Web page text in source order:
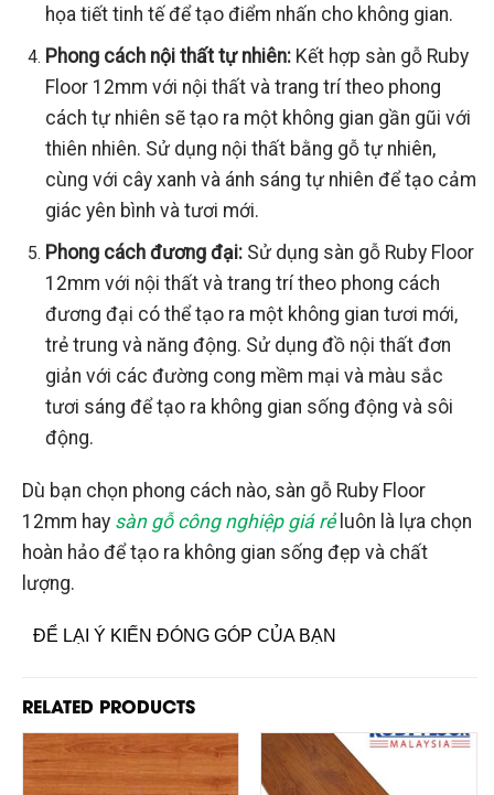
họa tiết tinh tế để tạo điểm nhấn cho không gian.
Phong cách nội thất tự nhiên:Kết hợp sàn gỗ Ruby
Floor 12mm với nội thất và trang trí theo phong
cách tự nhiên sẽ tạo ra một không gian gần gũi với
thiên nhiên. Sử dụng nội thất bằng gỗ tự nhiên,
cùng với cây xanh và ánh sáng tự nhiên để tạo cảm
giác yên bình và tươi mới.
Phong cách đương đại:Sử dụng sàn gỗ Ruby Floor
12mm với nội thất và trang trí theo phong cách
đương đại có thể tạo ra một không gian tươi mới,
trẻ trung và năng động. Sử dụng đồ nội thất đơn
giản với các đường cong mềm mại và màu sắc
tươi sáng để tạo ra không gian sống động và sôi
động.
Dù bạn chọn phong cách nào, sàn gỗ Ruby Floor
12mm hay sàn gỗ công nghiệp giá rẻluôn là lựa chọn
hoàn hảo để tạo ra không gian sống đẹp và chất
lượng.
ĐỂ LẠI Ý KIẾN ĐÓNG GÓP CỦA BẠN
RELATED PRODUCTS